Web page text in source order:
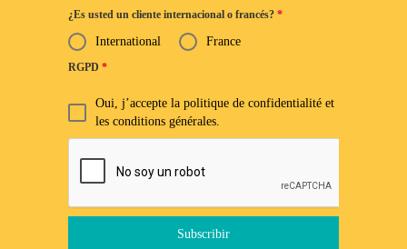
¿Es usted un cliente internacional o francés? *
International France
RGPD *
Oui, j’accepte la politique de confidentialité et
les conditions générales.
Subscribir